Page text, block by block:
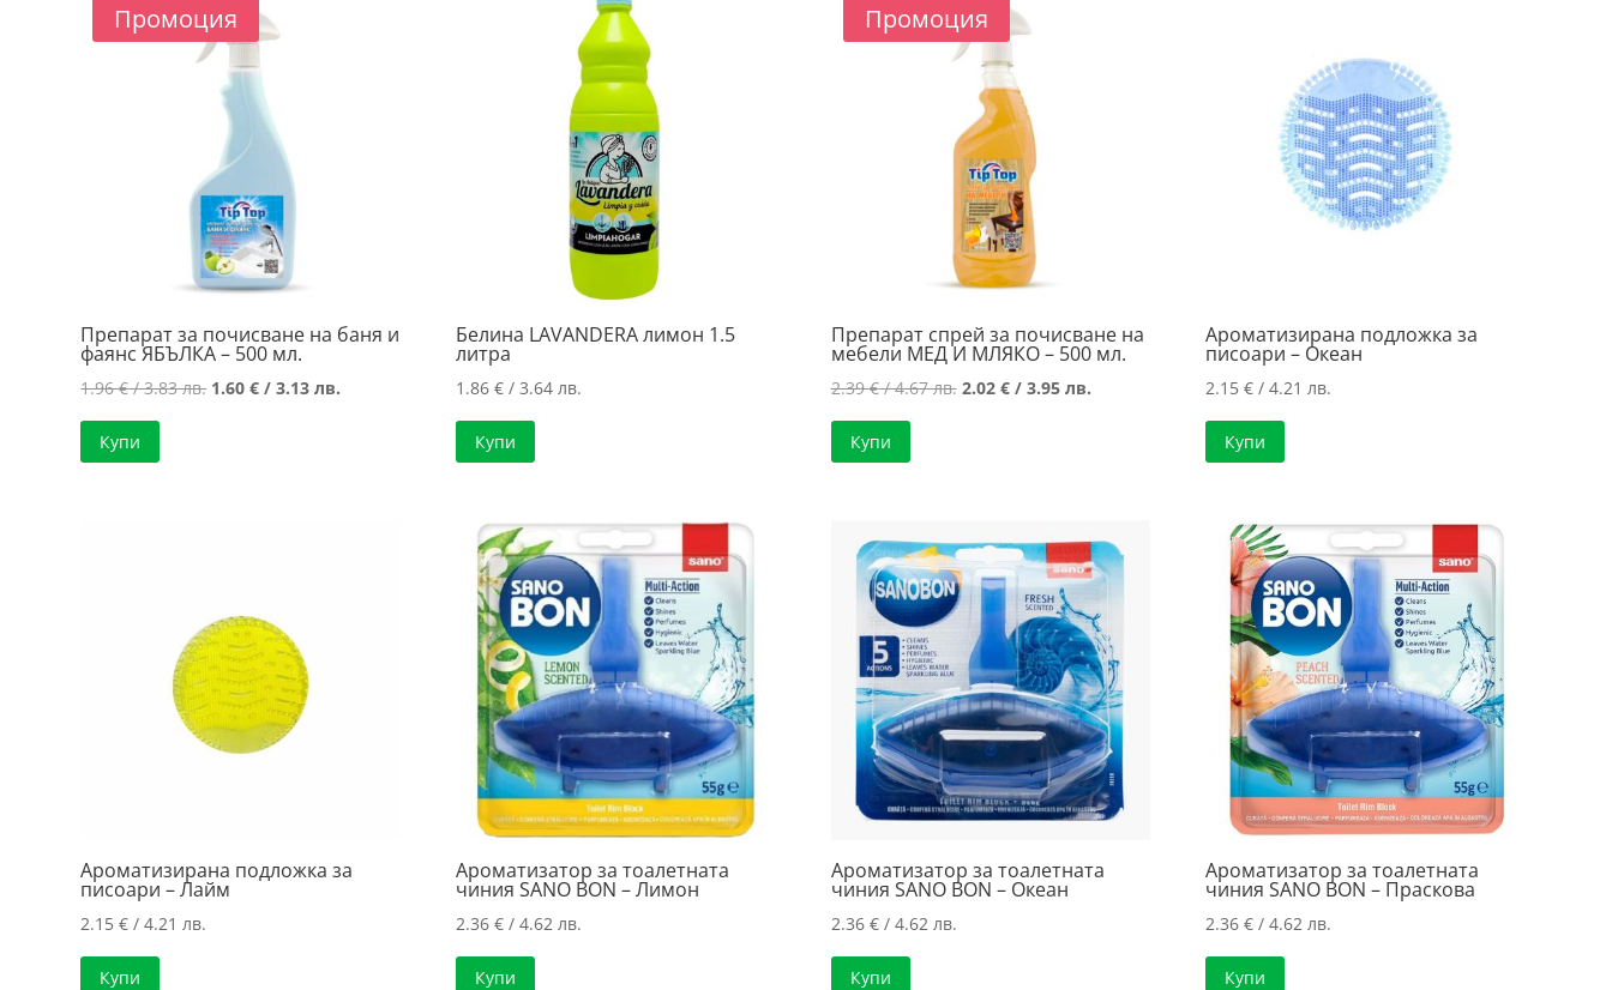
Промоция
Препарат за почисване на баня и
фаянс ЯБЪЛКА – 500 мл.
1.96€/ 3.83 лв. Original
1.60€ / 3.13 лв.
Купи
Белина LAVANDERA лимон 1.5
литра
1.86 €/ 3.64 лв.
Купи
Промоция
Препарат спрей за почисване на
мебели МЕД И МЛЯКО – 500 мл.
2.39€/ 4.67 лв. Original
4.67 лв..
2.02 €/ 3.95 лв.Текущата
3.95 лв..
Купи
Ароматизирана подложка за
писоари – Океан
2.15€ / 4.21 лв.
Купи
Ароматизирана подложка за
писоари – Лайм
2.15€ / 4.21 лв.
Купи
Ароматизатор за тоалетната
чиния SANO BON – Лимон
2.36 €/ 4.62 лв.
Купи
Ароматизатор за тоалетната
чиния SANO BON – Океан
2.36 €/ 4.62 лв.
Купи
Ароматизатор за тоалетната
чиния SANO BON – Праскова
2.36€ / 4.62 лв.
Купи